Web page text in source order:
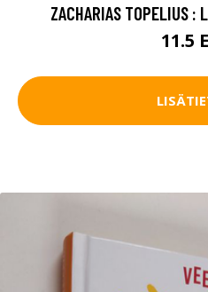
ZACHARIAS TOPELIUS :
11.5